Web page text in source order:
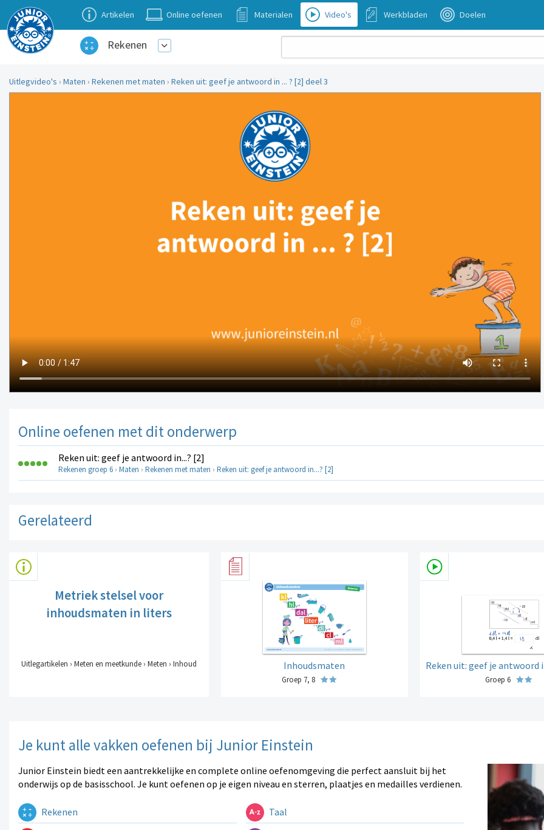
Artikelen Online oefenen Materialen Video's Werkbladen Doelen
Rekenen
Uitlegvideo's › Maten › Rekenen met maten › Reken uit: geef je antwoord in ... ? [2] deel 3
Online oefenen met dit onderwerp
Reken uit: geef je antwoord in...? [2]
Rekenen groep 6 › Maten › Rekenen met maten › Reken uit: geef je antwoord in...? [2]
Gerelateerd
Metriek stelsel voor
inhoudsmaten in liters
Uitlegartikelen › Meten en meetkunde › Meten › Inhoud Inhoudsmaten
Groep 7, 8
Reken uit: geef je antwoord
Groep 6
Je kunt alle vakken oefenen bij Junior Einstein
Junior Einstein biedt een aantrekkelijke en complete online oefenomgeving die perfect aansluit bij het
onderwijs op de basisschool. Je kunt oefenen op je eigen niveau en sterren, plaatjes en medailles verdienen.
Rekenen Taal